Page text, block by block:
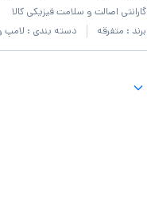
گارانتی اصالت و سلامت فیزیکی کالا
برند : متفرقه دسته بندی : لامپ